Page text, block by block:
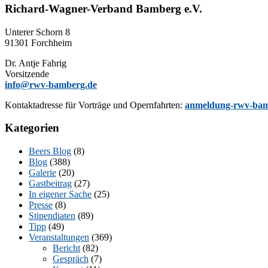
Richard-Wagner-Verband Bamberg e.V.
Un­te­rer Schorn 8
91301 Forchheim
Dr. Ant­je Fahrig
Vorsitzende
info@rwv-bamberg.de
Kon­takt­adres­se für Vor­trä­ge und Opern­fahr­ten: anmeldung-rwv-
Kategorien
Beers Blog (8)
Blog (388)
Galerie (20)
Gastbeitrag (27)
In eigener Sache (25)
Presse (8)
Stipendiaten (89)
Tipp (49)
Veranstaltungen (369)
Bericht (82)
Gespräch (7)